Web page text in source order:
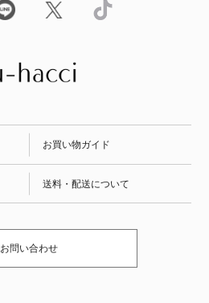
お買い物ガイド
送料・配送について
お問い合わせ